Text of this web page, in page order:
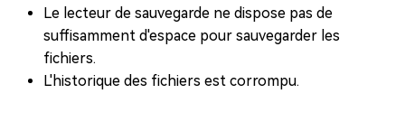
Le lecteur de sauvegarde ne dispose pas de
suffisamment d'espace pour sauvegarder les
fichiers.
L'historique des fichiers est corrompu.